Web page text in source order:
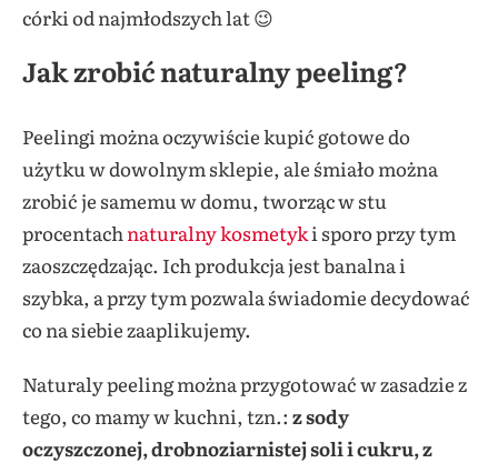
córki od najmłodszych lat 😉
Jak zrobić naturalny peeling?
Peelingi można oczywiście kupić gotowe do
użytku w dowolnym sklepie, ale śmiało można
zrobić je samemu w domu, tworząc w stu
procentach naturalny kosmetyki sporo przy tym
zaoszczędzając. Ich produkcja jest banalna i
szybka, a przy tym pozwala świadomie decydować
co na siebie zaaplikujemy.
Naturaly peeling można przygotować w zasadzie z
tego, co mamy w kuchni, tzn.: z sody
oczyszczonej, drobnoziarnistej soli i cukru, z